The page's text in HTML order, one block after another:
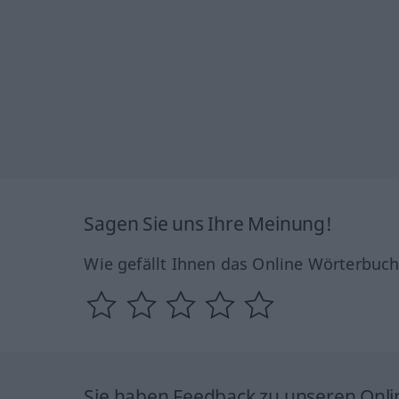
Sagen Sie uns Ihre Meinung!
Wie gefällt Ihnen das Online